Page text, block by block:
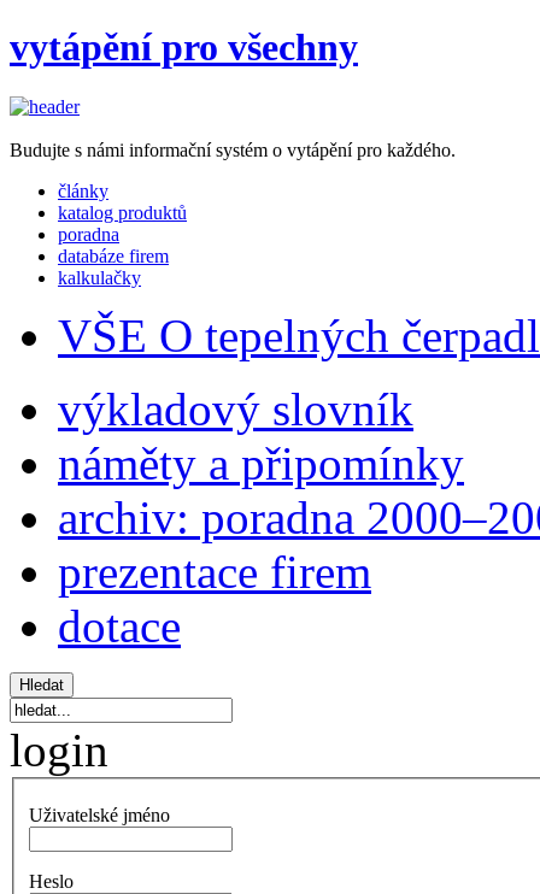
vytápění pro všechny
Budujte s námi informační systém o vytápění pro každého.
články
katalog produktů
poradna
databáze firem
kalkulačky
VŠE O tepelných
výkladový slovník
náměty a připomínky
archiv: poradna
prezentace firem
dotace
login
Uživatelské jméno
Heslo